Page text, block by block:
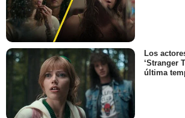
Los
‘Stranger
última